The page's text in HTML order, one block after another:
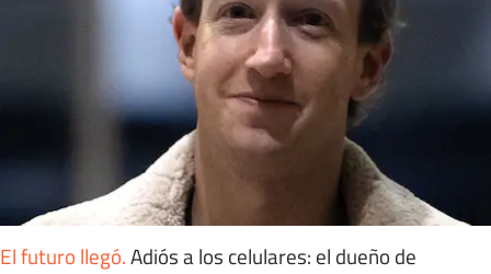
El futuro llegó.Adiós a los celulares: el dueño de